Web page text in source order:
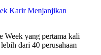
Karir Menjanjikan
Week yang pertama kali
dari 40 perusahaan